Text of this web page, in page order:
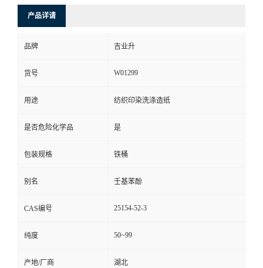
产品详请
品牌 吉业升
货号 W01299
用途 纺织印染洗涤造纸
是否危险化学品 是
包装规格 铁桶
别名 壬基苯酚
CAS编号 25154-52-3
纯度 50~99
产地/厂商 湖北